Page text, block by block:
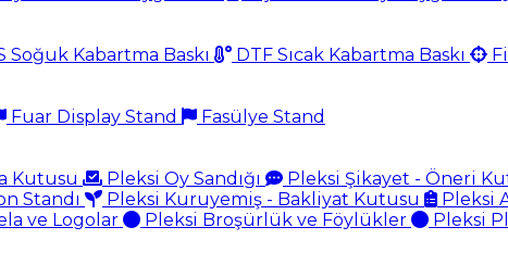
Soğuk Kabartma Baskı DTF Sıcak Kabartma Baskı
Fuar Display Stand
Fasülye Stand
Kutusu Pleksi Oy Sandığı Pleksi Şikayet - Öneri
Standı Pleksi Kuruyemiş - Bakliyat Kutusu Pleksi
ve Logolar Pleksi Broşürlük ve Föylükler Pleksi